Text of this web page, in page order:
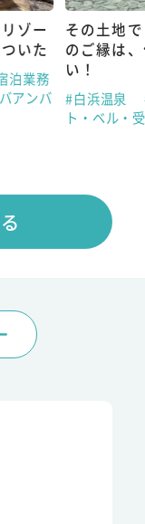
人と
がた
ロン
大学生に
験や学び
つながる
#淡路島
飲食店
#